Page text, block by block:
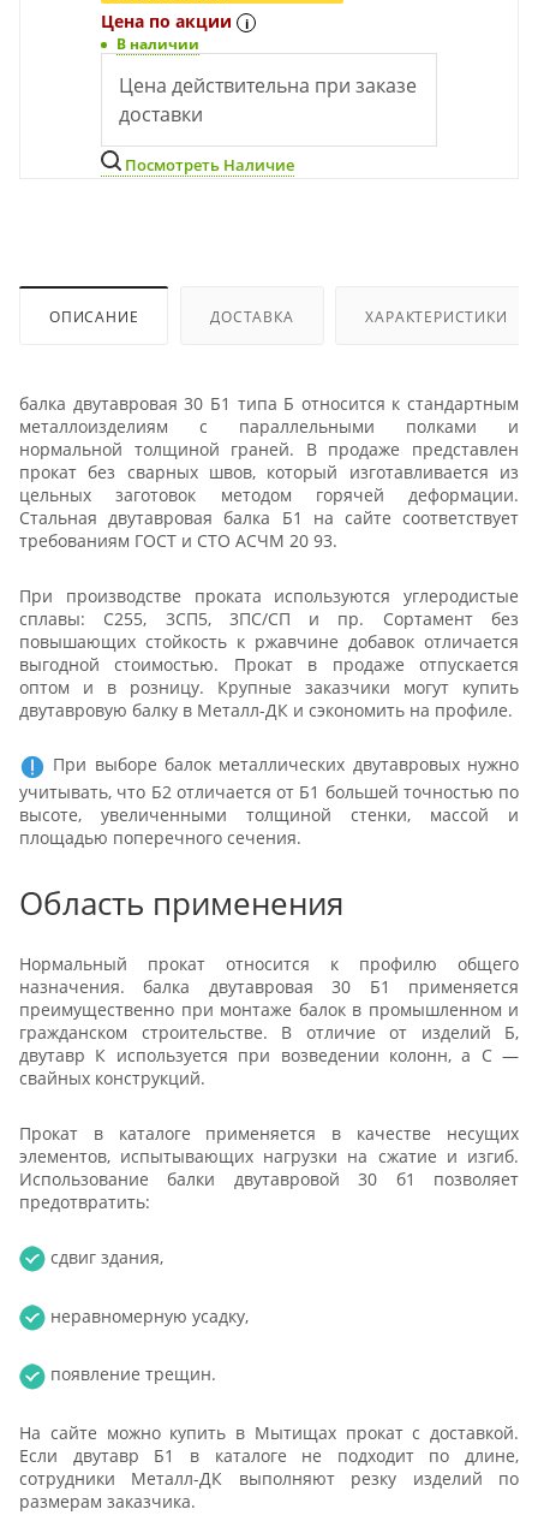
Цена по акции i
В наличии
Цена действительна при заказе
доставки
Посмотреть Наличие
ОПИСАНИЕ ДОСТАВКА ХАРАКТЕРИСТИКИ
балка двутавровая 30 Б1 типа Б относится к стандартным
металлоизделиям с параллельными полками и
нормальной толщиной граней. В продаже представлен
прокат без сварных швов, который изготавливается из
цельных заготовок методом горячей деформации.
Стальная двутавровая балка Б1 на сайте соответствует
требованиям ГОСТ и СТО АСЧМ 20 93.
При производстве проката используются углеродистые
сплавы: С255, 3СП5, 3ПС/СП и пр. Сортамент без
повышающих стойкость к ржавчине добавок отличается
выгодной стоимостью. Прокат в продаже отпускается
оптом и в розницу. Крупные заказчики могут купить
двутавровую балку в Металл-ДК и сэкономить на профиле.
При выборе балок металлических двутавровых нужно
учитывать, что Б2 отличается от Б1 большей точностью по
высоте, увеличенными толщиной стенки, массой и
площадью поперечного сечения.
Область применения
Нормальный прокат относится к профилю общего
назначения. балка двутавровая 30 Б1 применяется
преимущественно при монтаже балок в промышленном и
гражданском строительстве. В отличие от изделий Б,
двутавр К используется при возведении колонн, а С —
свайных конструкций.
Прокат в каталоге применяется в качестве несущих
элементов, испытывающих нагрузки на сжатие и изгиб.
Использование балки двутавровой 30 б1 позволяет
предотвратить:
сдвиг здания,
неравномерную усадку,
появление трещин.
На сайте можно купить в Мытищах прокат с доставкой.
Если двутавр Б1 в каталоге не подходит по длине,
сотрудники Металл-ДК выполняют резку изделий по
размерам заказчика.